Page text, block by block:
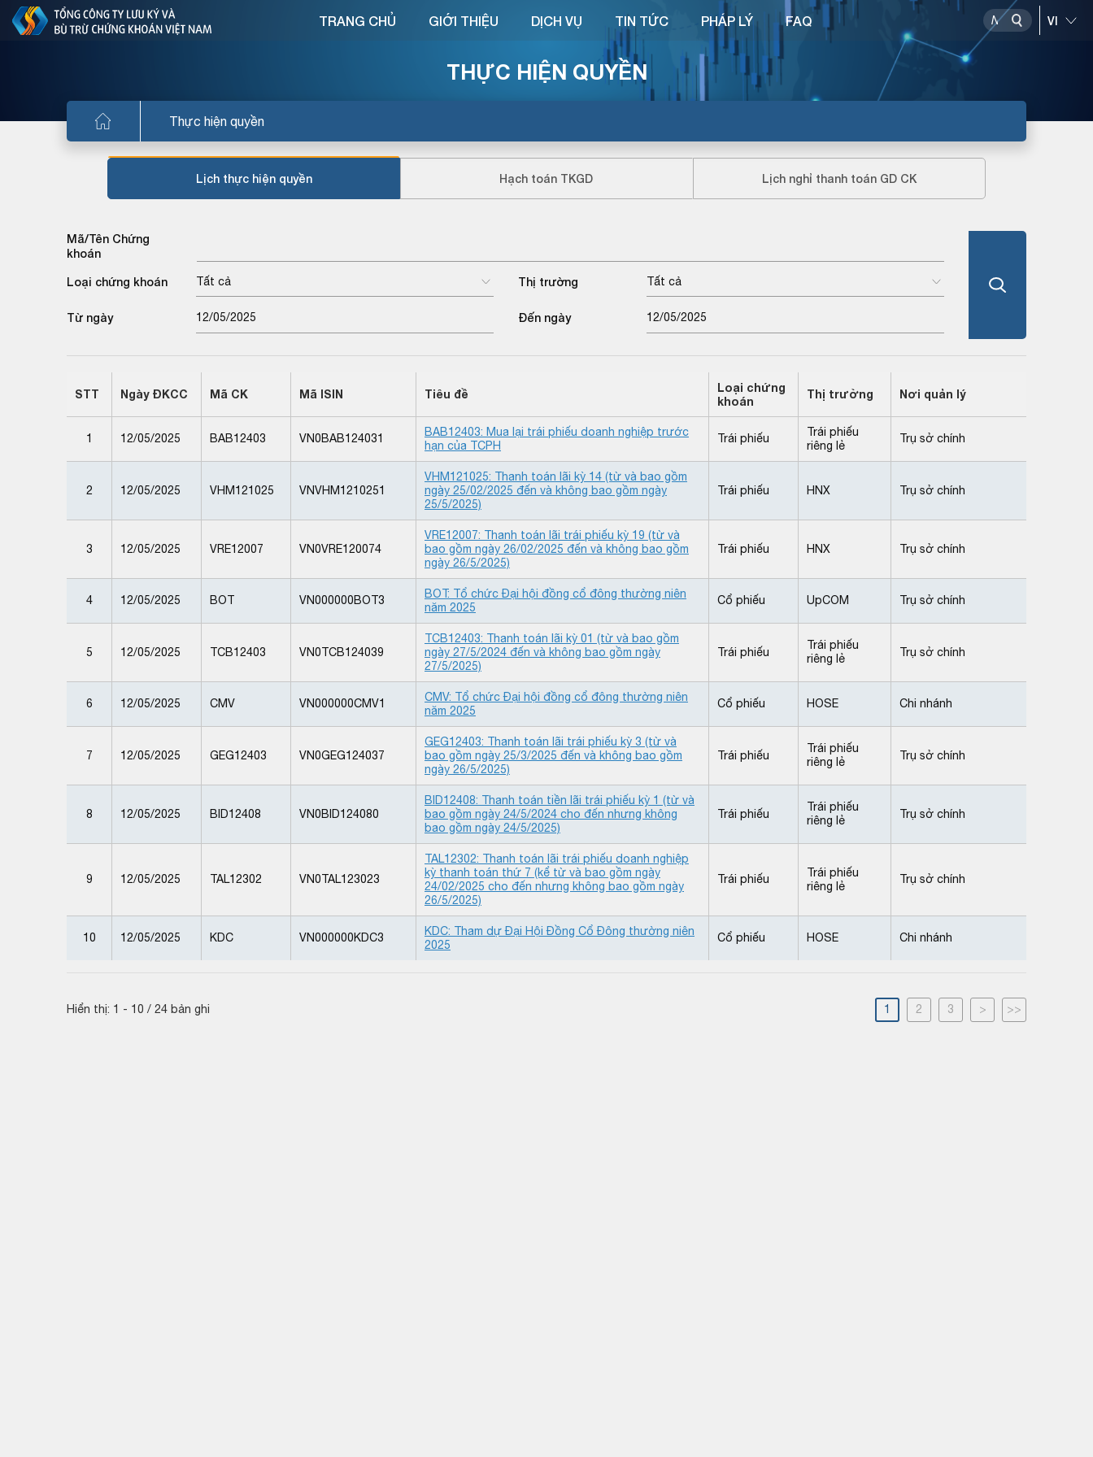
THỰC HIỆN QUYỀN
Thực hiện quyền
TRANG CHỦ GIỚI THIỆU DỊCH VỤ TIN TỨC PHÁP LÝ FAQ
Lịch thực hiện quyền Hạch toán TKGD Lịch nghỉ thanh toán GD CK
Mã/Tên Chứng
khoán
Loại chứng khoán Tất cả Thị trường Tất cả
Từ ngày Đến ngày
STT Ngày ĐKCC Mã CK Mã ISIN Tiêu đề
Loại chứng
khoán
Thị trường Nơi quản lý
1 12/05/2025 BAB12403 VN0BAB124031
BAB12403: Mua lại trái phiếu doanh nghiệp trước
hạn của TCPH
Trái phiếu
Trái phiếu
riêng lẻ
Trụ sở chính
2 12/05/2025 VHM121025 VNVHM1210251
VHM121025: Thanh toán lãi kỳ 14 (từ và bao gồm
ngày 25/02/2025 đến và không bao gồm ngày
25/5/2025)
Trái phiếu HNX Trụ sở chính
3 12/05/2025 VRE12007 VN0VRE120074
VRE12007: Thanh toán lãi trái phiếu kỳ 19 (từ và
bao gồm ngày 26/02/2025 đến và không bao gồm
ngày 26/5/2025)
Trái phiếu HNX Trụ sở chính
4 12/05/2025 BOT VN000000BOT3
BOT: Tổ chức Đại hội đồng cổ đông thường niên
năm 2025
Cổ phiếu UpCOM Trụ sở chính
5 12/05/2025 TCB12403 VN0TCB124039
TCB12403: Thanh toán lãi kỳ 01 (từ và bao gồm
ngày 27/5/2024 đến và không bao gồm ngày
27/5/2025)
Trái phiếu
Trái phiếu
riêng lẻ
Trụ sở chính
6 12/05/2025 CMV VN000000CMV1
CMV: Tổ chức Đại hội đồng cổ đông thường niên
năm 2025
Cổ phiếu HOSE Chi nhánh
7 12/05/2025 GEG12403 VN0GEG124037
GEG12403: Thanh toán lãi trái phiếu kỳ 3 (từ và
bao gồm ngày 25/3/2025 đến và không bao gồm
ngày 26/5/2025)
Trái phiếu
Trái phiếu
riêng lẻ
Trụ sở chính
8 12/05/2025 BID12408 VN0BID124080
BID12408: Thanh toán tiền lãi trái phiếu kỳ 1 (từ và
bao gồm ngày 24/5/2024 cho đến nhưng không
bao gồm ngày 24/5/2025)
Trái phiếu
Trái phiếu
riêng lẻ
Trụ sở chính
9 12/05/2025 TAL12302 VN0TAL123023
TAL12302: Thanh toán lãi trái phiếu doanh nghiệp
kỳ thanh toán thứ 7 (kể từ và bao gồm ngày
24/02/2025 cho đến nhưng không bao gồm ngày
26/5/2025)
Trái phiếu
Trái phiếu
riêng lẻ
Trụ sở chính
10 12/05/2025 KDC VN000000KDC3
KDC: Tham dự Đại Hội Đồng Cổ Đông thường niên
2025
Cổ phiếu HOSE Chi nhánh
Hiển thị: 1 - 10 / 24 bản ghi 1 2 3 > >>